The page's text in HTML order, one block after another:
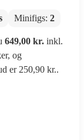
Minifigs: 2
649,00 kr. inkl.
og
er 250,90 kr..